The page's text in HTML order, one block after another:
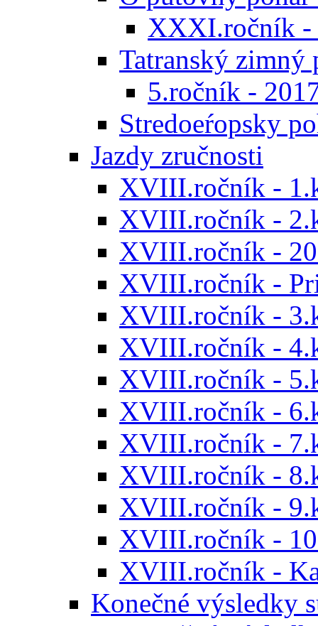
XXXI.ročník -
Tatranský zimný
5.ročník -
Stredoeŕopsky
Jazdy zručnosti
XVIII.ročník -
XVIII.ročník -
XVIII.ročník -
XVIII.ročník -
XVIII.ročník -
XVIII.ročník -
XVIII.ročník -
XVIII.ročník -
XVIII.ročník -
XVIII.ročník -
XVIII.ročník -
XVIII.ročník -
XVIII.ročník -
Konečné výsledky